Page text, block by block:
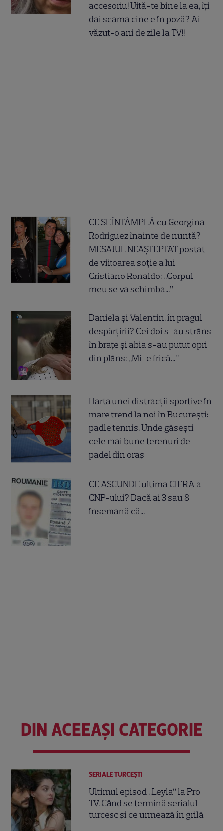
accesoriu! Uită-te bine la ea, îți
dai seama cine e în poză? Ai
văzut-o ani de zile la TV!!
CE SE ÎNTÂMPLĂ cu Georgina
Rodriguez înainte de nuntă?
MESAJUL NEAȘTEPTAT postat
de viitoarea soție a lui
Cristiano Ronaldo: „Corpul
meu se va schimba...”
Daniela și Valentin, în pragul
despărțirii? Cei doi s-au strâns
în brațe și abia s-au putut opri
din plâns: „Mi-e frică...”
Harta unei distracții sportive în
mare trend la noi în București:
padle tennis. Unde găsești
cele mai bune terenuri de
padel din oraș
CE ASCUNDE ultima CIFRA a
CNP-ului? Dacă ai 3 sau 8
însemană că...
DIN ACEEAȘI CATEGORIE
SERIALE TURCEŞTI
Ultimul episod „Leyla” la Pro
TV. Când se termină serialul
turcesc și ce urmează în grilă